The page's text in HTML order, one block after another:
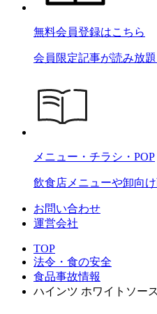
無料会員登録はこちら
会員限定記事が読み放
メニュー・チラシ・POP
飲食店メニューや卸向
お問い合わせ
運営会社
TOP
法令・食の安全
食品事故情報
ハインツ ホワイトソー